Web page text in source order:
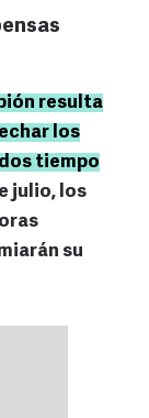
resulta
los
tiempo
julio, los
su